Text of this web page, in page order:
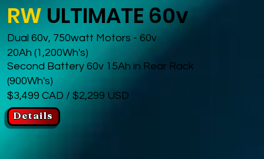
RW ULTIMATE 60v
Dual 60v, 750watt Motors - 60v
20Ah (1,200Wh's)
Second Battery 60v 15Ah in Rear Rack
(900Wh's)
$3,499 CAD / $2,299 USD
Details